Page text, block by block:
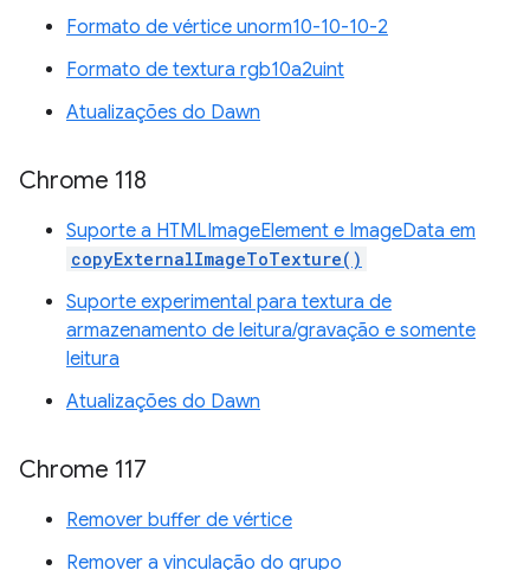
Formato de vértice unorm10-10-10-2
Formato de textura rgb10a2uint
Atualizações do Dawn
Chrome 118
Suporte a HTMLImageElement e ImageData em
copyExternalImageToTexture()
Suporte experimental para textura de
armazenamento de leitura/gravação e somente
leitura
Atualizações do Dawn
Chrome 117
Remover buffer de vértice
Remover a vinculação do grupo